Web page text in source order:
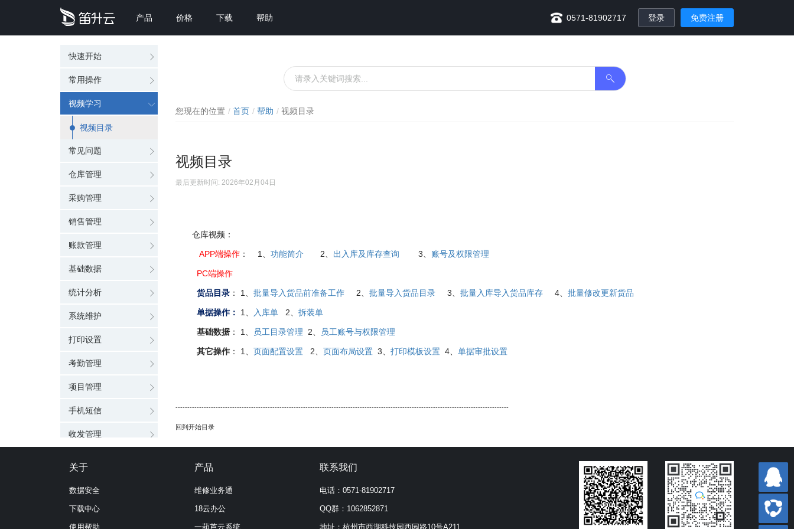
产品 价格 下载 帮助 0571-81902717 登录 免费注册
快速开始
常用操作
视频学习
视频目录
常见问题
仓库管理
采购管理
销售管理
账款管理
基础数据
统计分析
系统维护
打印设置
考勤管理
项目管理
手机短信
收发管理
您现在的位置 首页 帮助 视频目录
视频目录
最后更新时间: 2026年02月04日
仓库视频：
APP端操作 ： 1、 功能简介 2、 出入库及库存查询 3、 账号及权限管理
PC端操作
货品目录 ： 1、 批量导入货品前准备工作 2、 批量导入货品目录 3、 批量入库导入货品库存 4、 批量修改更新货品
单据操作： 1、 入库单 2、 拆装单
基础数据： 1、 员工目录管理 2、 员工账号与权限管理
其它操作 ： 1、 页面配置设置 2、 页面布局设置 3、 打印模板设置 4、 单据审批设置
---------------------------------------------------------------------------------------------------------------------------------------------
回到开始目录
关于
数据安全
下载中心
使用帮助
产品
维修业务通
18云办公
一葫芦云系统
联系我们
电话：0571-81902717
QQ群：1062852871
地址：杭州市西湖科技园西园路10号A211